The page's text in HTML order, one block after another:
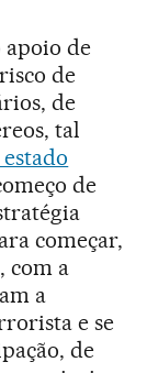
apoio de
de
de
tal
de
começar,
com a
a
e se
de